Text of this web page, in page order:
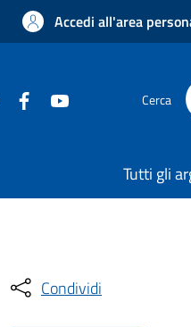
Accedi all'area
Cerca
Tutti gli
Condividi